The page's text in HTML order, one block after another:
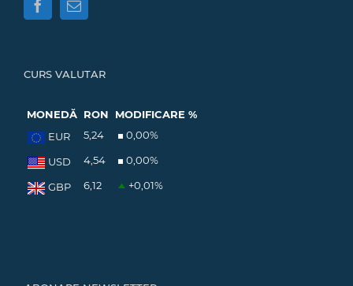
CURS VALUTAR
MONEDĂ RON
MODIFICARE %
EUR
5,24 0,00%
USD 4,54 0,00%
GBP 6,12 +0,01%